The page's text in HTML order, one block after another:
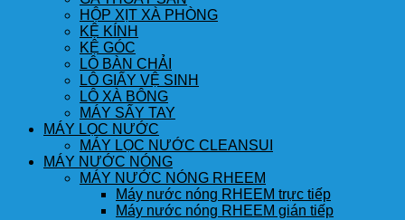
HỘP XỊT XÀ PHÒNG
KỆ KÍNH
KỆ GÓC
LÔ BÀN CHẢI
LÔ GIẤY VỆ SINH
LÔ XÀ BÔNG
MÁY SẤY TAY
MÁY LỌC NƯỚC
MÁY LỌC NƯỚC CLEANSUI
MÁY NƯỚC NÓNG
MÁY NƯỚC NÓNG RHEEM
Máy nước nóng RHEEM trực tiếp
Máy nước nóng RHEEM gián tiếp